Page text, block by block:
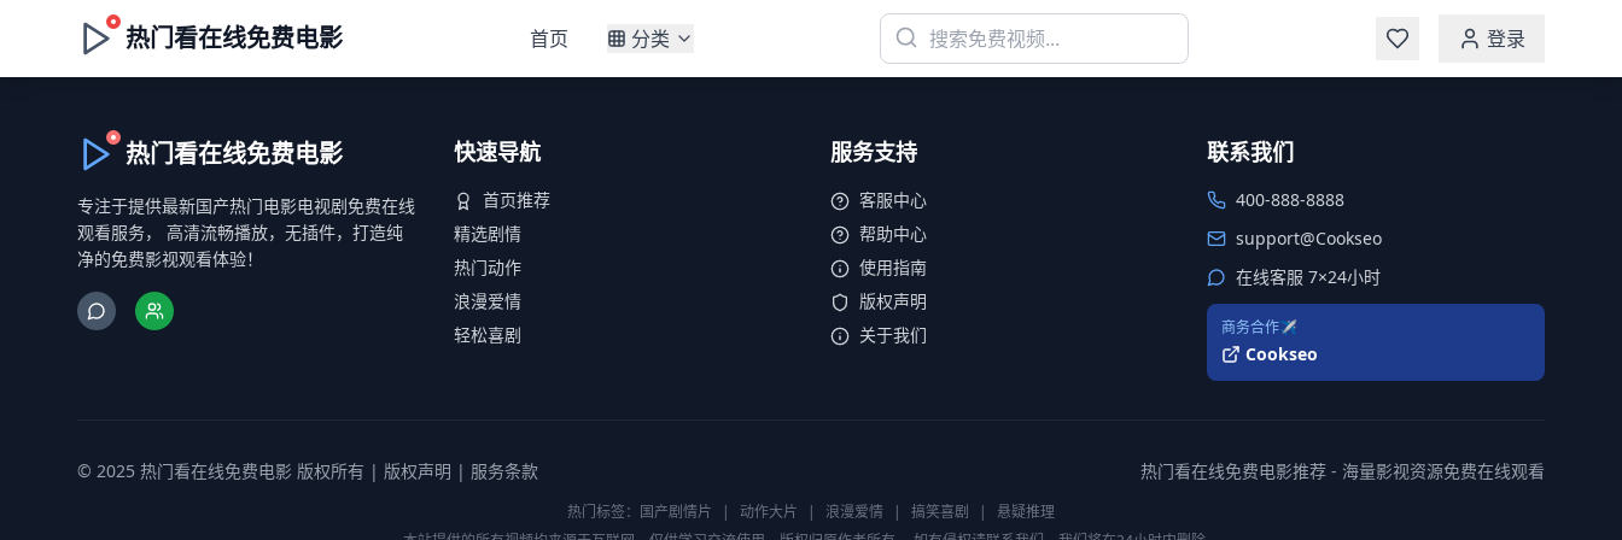
热门看在线免费电影 首页 分类 登录
热门看在线免费电影
专注于提供最新国产热门电影电视剧免费在线
观看服务， 高清流畅播放，无插件，打造纯
净的免费影视观看体验！
快速导航
首页推荐
精选剧情
热门动作
浪漫爱情
轻松喜剧
服务支持
客服中心
帮助中心
使用指南
版权声明
关于我们
联系我们
400-888-8888
support@Cookseo
在线客服 7×24小时
商务合作✈️
Cookseo
© 2025 热门看在线免费电影 版权所有 | 版权声明 | 服务条款 热门看在线免费电影推荐 - 海量影视资源免费在线观看
热门标签： 国产剧情片 | 动作大片 | 浪漫爱情 | 搞笑喜剧 |
悬疑推理